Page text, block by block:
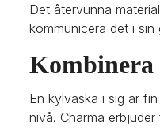
Det återvunna
kommunicera det i sin
Kombinera
En kylväska i sig är
nivå. Charma